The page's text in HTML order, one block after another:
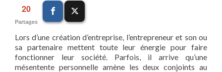
20
Partages
Lors d’une création d’entreprise, l’entrepreneur et son ou
sa partenaire mettent toute leur énergie pour faire
fonctionner leur société. Parfois, il arrive qu’une
mésentente personnelle amène les deux conjoints au